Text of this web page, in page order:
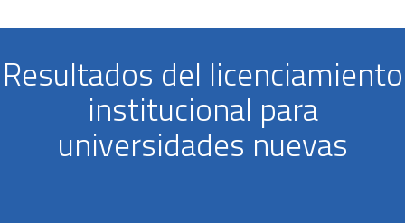
Resultados del licenciamiento
institucional para
universidades nuevas